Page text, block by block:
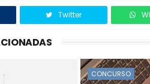
Twitter
CONCURSO